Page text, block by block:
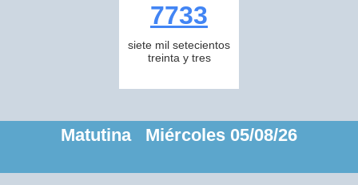
7733
siete mil setecientos
treinta y tres
Matutina Miércoles 05/08/26